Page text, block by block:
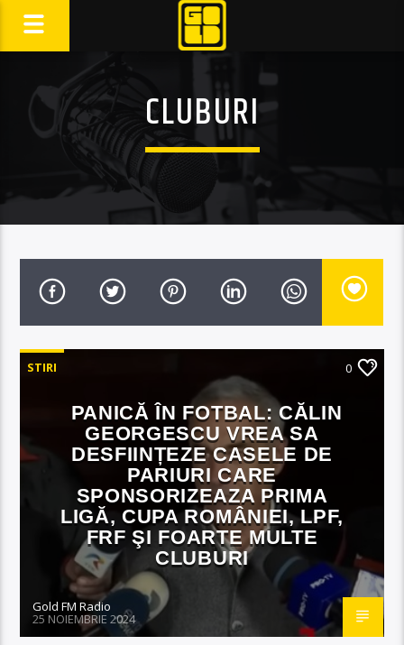
CLUBURI
STIRI 0
PANICĂ ÎN FOTBAL: CĂLIN
GEORGESCU VREA SA
DESFIINȚEZE CASELE DE
PARIURI CARE
SPONSORIZEAZA PRIMA
LIGĂ, CUPA ROMÂNIEI, LPF,
FRF ŞI FOARTE MULTE
CLUBURI
Gold FM Radio
25 NOIEMBRIE 2024